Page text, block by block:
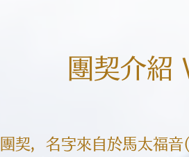
團契介
契，名字來自於馬太福